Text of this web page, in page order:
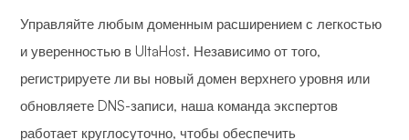
Управляйте любым доменным расширением с легкостью
и уверенностью в UltaHost. Независимо от того,
регистрируете ли вы новый домен верхнего уровня или
обновляете DNS-записи, наша команда экспертов
работает круглосуточно, чтобы обеспечить